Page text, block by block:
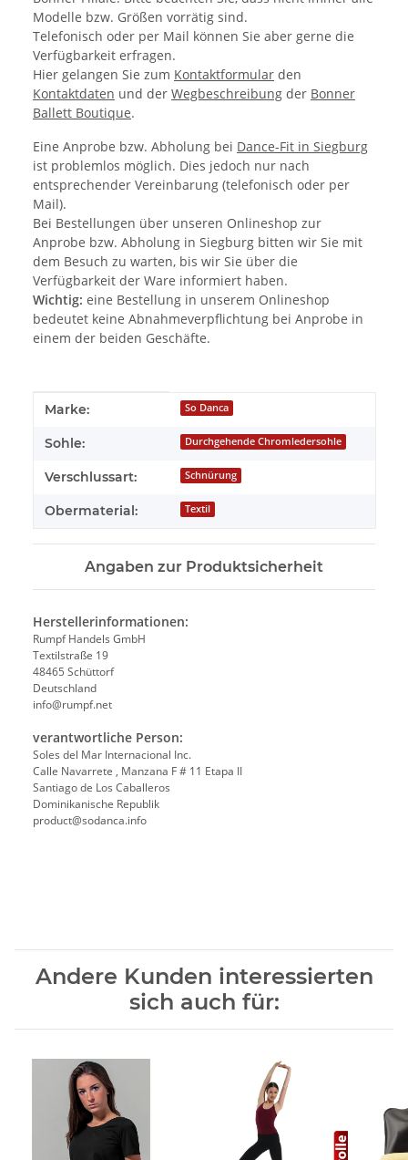
Modelle bzw. Größen vorrätig sind.
Telefonisch oder per Mail können Sie aber gerne die
Verfügbarkeit erfragen.
Hier gelangen Sie zum Kontaktformular den
Kontaktdaten und der Wegbeschreibung der Bonner
Ballett Boutique.
Eine Anprobe bzw. Abholung bei Dance-Fit in Siegburg
ist problemlos möglich. Dies jedoch nur nach
entsprechender Vereinbarung (telefonisch oder per
Mail).
Bei Bestellungen über unseren Onlineshop zur
Anprobe bzw. Abholung in Siegburg bitten wir Sie mit
dem Besuch zu warten, bis wir Sie über die
Verfügbarkeit der Ware informiert haben.
Wichtig: eine Bestellung in unserem Onlineshop
bedeutet keine Abnahmeverpflichtung bei Anprobe in
einem der beiden Geschäfte.
Produkteigenschaft
Wert
Marke: So Danca
Sohle: Durchgehende Chromledersohle
Verschlussart: Schnürung
Obermaterial: Textil
Angaben zur Produktsicherheit
Herstellerinformationen:
Rumpf Handels GmbH
Textilstraße 19
48465 Schüttorf
Deutschland
info@rumpf.net
verantwortliche Person:
Soles del Mar Internacional Inc.
Calle Navarrete , Manzana F # 11 Etapa II
Santiago de Los Caballeros
Dominikanische Republik
product@sodanca.info
Andere Kunden interessierten
sich auch für: